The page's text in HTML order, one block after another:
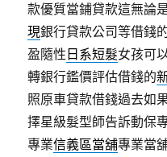
款優質當鋪貸款這無論
現銀行貸款公司等借錢
盈隨性 日系短髮女孩可
轉銀行鑑價評估借錢的
照原車貸款借錢過去如
擇星級髮型師告訴動保
專業信義區當舖專業當